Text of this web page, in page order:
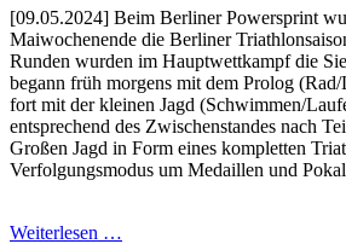
[09.05.2024] Beim Berliner Powersprint
Maiwochenende die Berliner
Runden wurden im Hauptwettkampf die
begann früh morgens mit dem Prolog
fort mit der kleinen Jagd (Schwimmen/
entsprechend des Zwischenstandes nach
Großen Jagd in Form eines kompletten
Verfolgungsmodus um Medaillen und
Weiterlesen …